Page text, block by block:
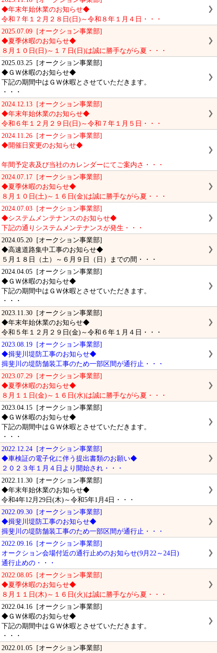
◆年末年始休業のお知らせ◆
令和７年１２月２８日(日)～令和８年１月４日・・・
2025.07.09 [オークション事業部]
◆夏季休暇のお知らせ◆
８月１０日(日)～１７日(日)は誠に勝手ながら夏・・・
2025.03.25 [オークション事業部]
◆ＧＷ休暇のお知らせ◆
下記の期間中はＧＷ休暇とさせていただきます。
・・・
2024.12.13 [オークション事業部]
◆年末年始休業のお知らせ◆
令和６年１２月２９日(日)～令和７年１月５日・・・
2024.11.26 [オークション事業部]
◆開催日変更のお知らせ◆
年間予定表及び当社のカレンダーにてご案内さ・・・
2024.07.17 [オークション事業部]
◆夏季休暇のお知らせ◆
８月１０日(土)～１６日(金)は誠に勝手ながら夏・・・
2024.07.03 [オークション事業部]
◆システムメンテナンスのお知らせ◆
下記の通りシステムメンテナンスが発生・・・
2024.05.20 [オークション事業部]
◆高速道路集中工事のお知らせ◆
５月１８日（土）～６月９日（日）までの間・・・
2024.04.05 [オークション事業部]
◆ＧＷ休暇のお知らせ◆
下記の期間中はＧＷ休暇とさせていただきます。
・・・
2023.11.30 [オークション事業部]
◆年末年始休業のお知らせ◆
令和５年１２月２９日(金)～令和６年１月４日・・・
2023.08.19 [オークション事業部]
◆揖斐川堤防工事のお知らせ◆
揖斐川の堤防舗装工事のため一部区間が通行止・・・
2023.07.29 [オークション事業部]
◆夏季休暇のお知らせ◆
８月１１日(金)～１６日(水)は誠に勝手ながら夏・・・
2023.04.15 [オークション事業部]
◆ＧＷ休暇のお知らせ◆
下記の期間中はＧＷ休暇とさせていただきます。
・・・
2022.12.24 [オークション事業部]
◆車検証の電子化に伴う提出書類のお願い◆
２０２３年１月４日より開始され・・・
2022.11.30 [オークション事業部]
◆年末年始休業のお知らせ◆
令和4年12月29日(木)～令和5年1月4日・・・
2022.09.30 [オークション事業部]
◆揖斐川堤防工事のお知らせ◆
揖斐川の堤防舗装工事のため一部区間が通行止・・・
2022.09.16 [オークション事業部]
オークション会場付近の通行止めのお知らせ(9月22～24日)
通行止めの・・・
2022.08.05 [オークション事業部]
◆夏季休暇のお知らせ◆
８月１１日(木)～１６日(火)は誠に勝手ながら夏・・・
2022.04.16 [オークション事業部]
◆ＧＷ休暇のお知らせ◆
下記の期間中はＧＷ休暇とさせていただきます。
・・・
2022.01.05 [オークション事業部]